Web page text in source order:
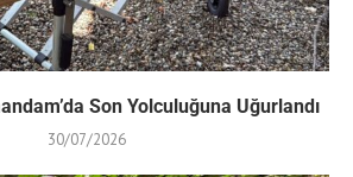
Son Yolculuğuna Uğurlandı
30/07/2026